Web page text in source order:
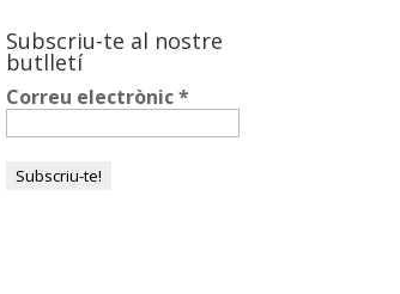
Subscriu-te al nostre
butlletí
Correu electrònic*